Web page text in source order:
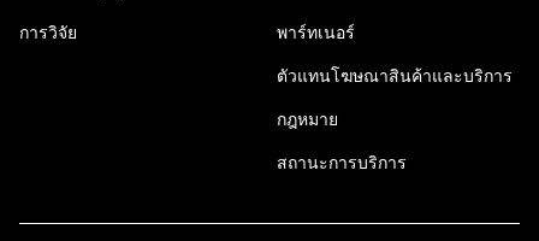
การวิจัย พาร์ทเนอร์
ตัวแทนโฆษณาสินค้าและบริการ
กฎหมาย
สถานะการบริการ